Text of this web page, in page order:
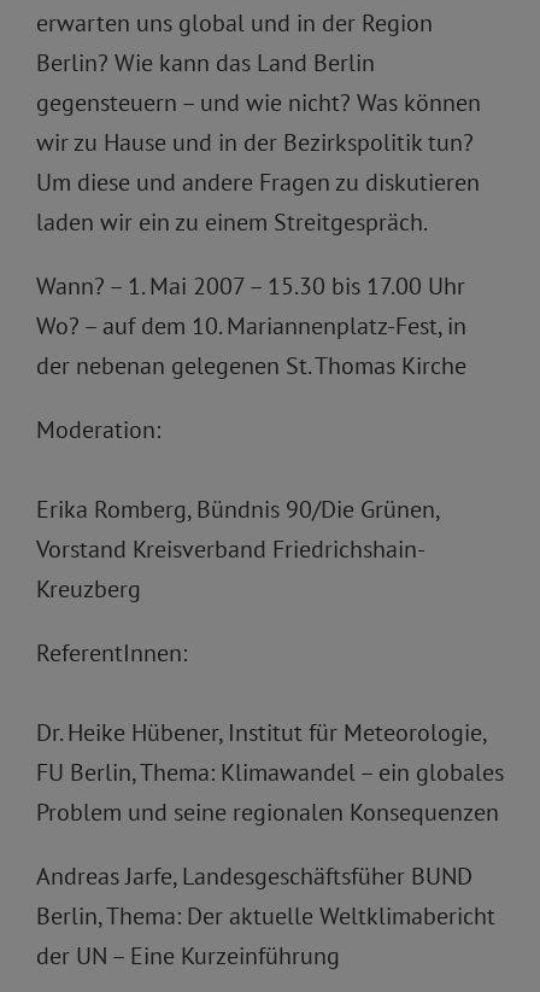
erwarten uns global und in der Region
Berlin? Wie kann das Land Berlin
gegensteuern – und wie nicht? Was können
wir zu Hause und in der Bezirkspolitik tun?
Um diese und andere Fragen zu diskutieren
laden wir ein zu einem Streitgespräch.
Wann? – 1. Mai 2007 – 15.30 bis 17.00 Uhr
Wo? – auf dem 10. Mariannenplatz-Fest, in
der nebenan gelegenen St. Thomas Kirche
Moderation:
Erika Romberg, Bündnis 90/Die Grünen,
Vorstand Kreisverband Friedrichshain-
Kreuzberg
ReferentInnen:
Dr. Heike Hübener, Institut für Meteorologie,
FU Berlin, Thema: Klimawandel – ein globales
Problem und seine regionalen Konsequenzen
Andreas Jarfe, Landesgeschäftsfüher BUND
Berlin, Thema: Der aktuelle Weltklimabericht
der UN – Eine Kurzeinführung